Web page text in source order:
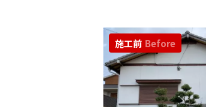
施工前 Before